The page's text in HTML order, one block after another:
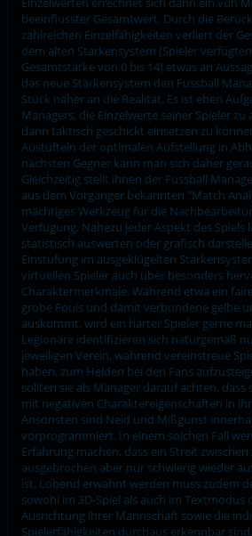
beeinflusster Gesamtwert. Durch die
zahlreichen Einzelfähigkeiten verliert der
dem alten Stärkensystem (Spieler
Gesamtstärke von 0 bis 14) etwas an
das neue Stärkensystem den Fussball
Stück näher an die Realität. Es ist eben
Managers, die Einzelwerte seiner Spieler zu
dann taktisch geschickt einsetzen zu
Austüfteln der optimalen Aufstellung in
nächsten Gegner kann man sich daher
Gleichzeitig stellt ihnen der Fussball
aus dem Vorgänger bekannten "Match
mächtiges Werkzeug für die
Verfügung. Nahezu jeder Aspekt des Spiels
statistisch auswerten oder grafisch
Einstufung im ausgeklügelten
virtuellen Spieler auch über besonders
Charaktermerkmale. Während etwa ein
grobe Fouls und damit verbundene gelbe
auskommt, wird ein harter Spieler gerne
Legionäre identifizieren sich naturgemäß
jeweiligen Verein, während vereinstreue
haben, zum Helden bei den Fans
sollten sie als Manager darauf achten, dass
mit negativen Charaktereigenschaften in
Ansonsten sind Neid und Mißgunst
vorprogrammiert. In einem solchen Fall
Erfahrung machen, dass ein Streit zwischen
ausgebrochen aber nur schwierig wieder
ist. Lobend erwähnt werden muss zudem
sowohl im 3D-Spiel als auch im Textmodus
Ausrichtung ihrer Mannschaft sowie die
Spielerfähigkeiten durchaus erkennbar